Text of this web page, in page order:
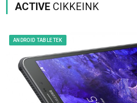
ACTIVE CIKKEINK
ANDROID TABLETEK